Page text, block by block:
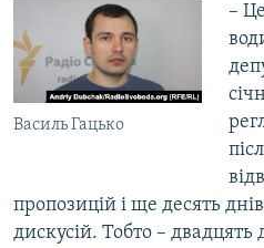
Василь Гацько
–
пропозицій і ще десять
дискусій. Тобто – двадцять